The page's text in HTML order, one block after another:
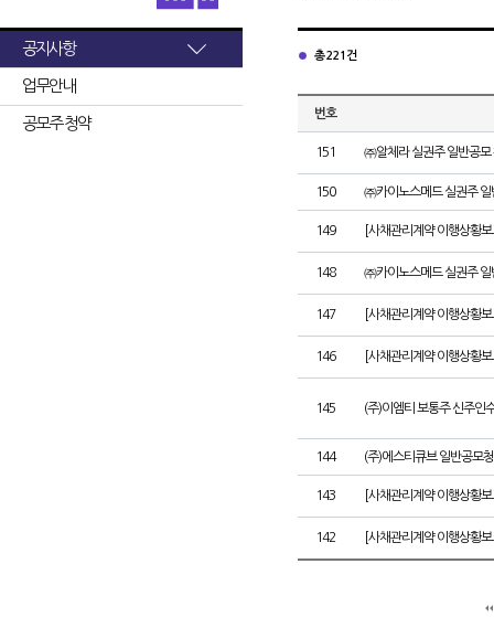
공지사항
업무안내
공모주 청약
총 221건
번호
151 ㈜알체라 실권주 일반공모
150 ㈜카이노스메드 실권주 일
149 [사채관리계약 이행상황
148 ㈜카이노스메드 실권주 일
147 [사채관리계약 이행상황
146 [사채관리계약 이행상황
145 (주)이엠티 보통주 신주인
144 (주)에스티큐브 일반공모
143 [사채관리계약 이행상황
142 [사채관리계약 이행상황